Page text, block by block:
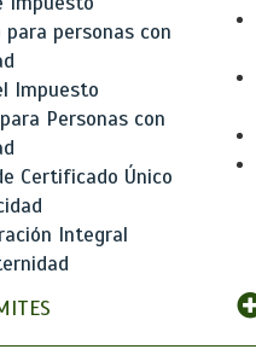
personas con
Impuesto
Personas con
Certificado Único
Integral